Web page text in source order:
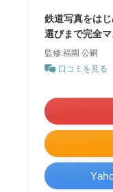
鉄道写真をは
選びまで完全
監修:福園 公嗣
口コミを見る